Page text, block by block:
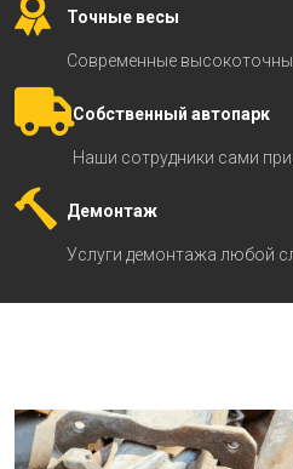
Точные весы
Современные
Собственный автопарк
Наши сотрудники сами
Демонтаж
Услуги демонтажа любой